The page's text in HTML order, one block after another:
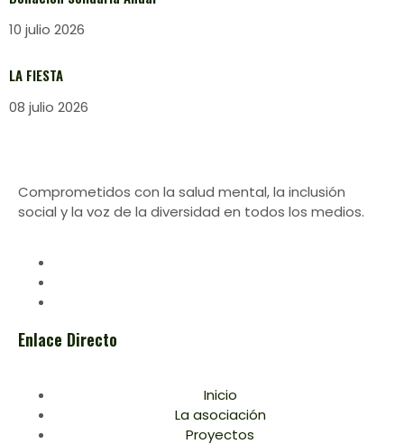
10 julio 2026
LA FIESTA
08 julio 2026
Comprometidos con la salud mental, la inclusión
social y la voz de la diversidad en todos los medios.
Enlace Directo
Inicio
La asociación
Proyectos